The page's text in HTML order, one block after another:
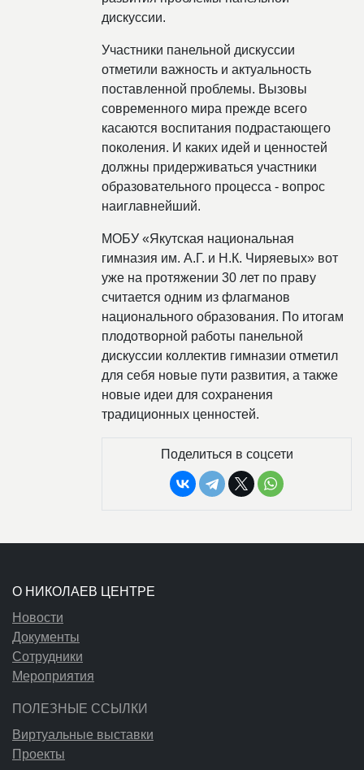
дискуссии.
Участники панельной дискуссии
отметили важность и актуальность
поставленной проблемы. Вызовы
современного мира прежде всего
касаются воспитания подрастающего
поколения. И каких идей и ценностей
должны придерживаться участники
образовательного процесса - вопрос
наиглавнейший.
МОБУ «Якутская национальная
гимназия им. А.Г. и Н.К. Чиряевых» вот
уже на протяжении 30 лет по праву
считается одним из флагманов
национального образования. По итогам
плодотворной работы панельной
дискуссии коллектив гимназии отметил
для себя новые пути развития, а также
новые идеи для сохранения
традиционных ценностей.
Поделиться в соцсети
О НИКОЛАЕВ ЦЕНТРЕ
Новости
Документы
Сотрудники
Мероприятия
ПОЛЕЗНЫЕ ССЫЛКИ
Виртуальные выставки
Проекты